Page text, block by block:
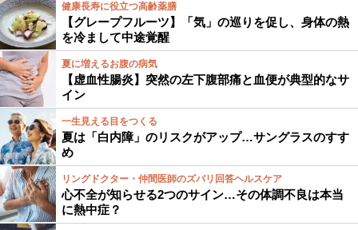
健康長寿に役立つ高齢薬膳
【グレープフルーツ】「気」の巡りを促し、身体の熱
を冷まして中途覚醒
夏に増えるお腹の病気
【虚血性腸炎】突然の左下腹部痛と血便が典型的なサ
イン
一生見える目をつくる
夏は「白内障」のリスクがアップ…サングラスのすす
め
リングドクター・仲間医師のズバリ回答ヘルスケア
心不全が知らせる2つのサイン…その体調不良は本当
に熱中症？